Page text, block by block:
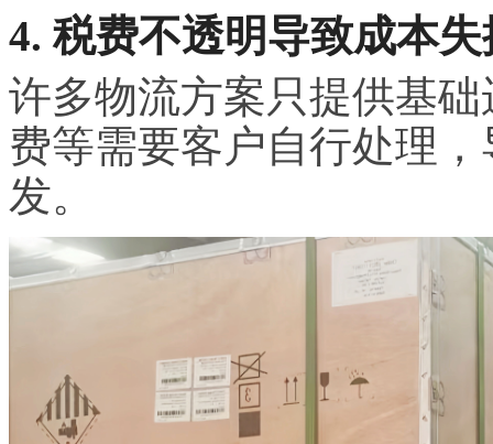
4. 税费不透明导致成本失
许多物流方案只提供基
费等需要客户自行处理
发。